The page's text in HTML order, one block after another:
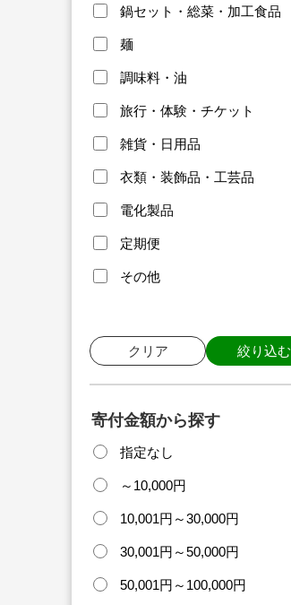
鍋セット・総菜・加工食品
麺
調味料・油
旅行・体験・チケット
雑貨・日用品
衣類・装飾品・工芸品
電化製品
定期便
その他
クリア 絞り込む
寄付金額から探す
指定なし
～10,000円
10,001円～30,000円
30,001円～50,000円
50,001円～100,000円